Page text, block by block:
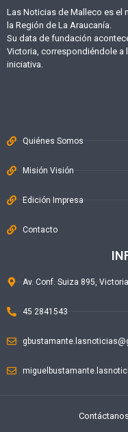
Las Noticias de Malleco es el
la Región de La Araucanía.
Su data de fundación
Victoria, correspondiéndole a
iniciativa.
Quiénes Somos
Misión Visión
Edición Impresa
Contacto
Av. Conf. Suiza 895,
45 2841543